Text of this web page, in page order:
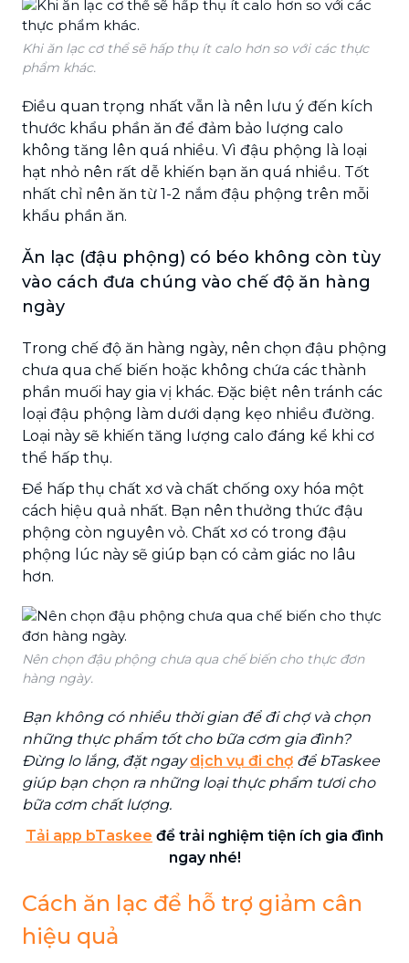
Khi ăn lạc cơ thể sẽ hấp thụ ít calo hơn so với các thực
phẩm khác.
Điều quan trọng nhất vẫn là nên lưu ý đến kích
thước khẩu phần ăn để đảm bảo lượng calo
không tăng lên quá nhiều. Vì đậu phộng là loại
hạt nhỏ nên rất dễ khiến bạn ăn quá nhiều. Tốt
nhất chỉ nên ăn từ 1-2 nắm đậu phộng trên mỗi
khẩu phần ăn.
Ăn lạc (đậu phộng) có béo không còn tùy
vào cách đưa chúng vào chế độ ăn hàng
ngày
Trong chế độ ăn hàng ngày, nên chọn đậu phộng
chưa qua chế biến hoặc không chứa các thành
phần muối hay gia vị khác. Đặc biệt nên tránh các
loại đậu phộng làm dưới dạng kẹo nhiều đường.
Loại này sẽ khiến tăng lượng calo đáng kể khi cơ
thể hấp thụ.
Để hấp thụ chất xơ và chất chống oxy hóa một
cách hiệu quả nhất. Bạn nên thưởng thức đậu
phộng còn nguyên vỏ. Chất xơ có trong đậu
phộng lúc này sẽ giúp bạn có cảm giác no lâu
hơn.
Nên chọn đậu phộng chưa qua chế biến cho thực đơn
hàng ngày.
Bạn không có nhiều thời gian để đi chợ và chọn
những thực phẩm tốt cho bữa cơm gia đình?
Đừng lo lắng, đặt ngaydịch vụ đi chợ để bTaskee
giúp bạn chọn ra những loại thực phẩm tươi cho
bữa cơm chất lượng.
Tải app bTaskee để trải nghiệm tiện ích gia đình
ngay nhé!
Cách ăn lạc để hỗ trợ giảm cân
hiệu quả